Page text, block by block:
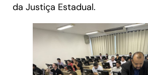
da Justiça Estadual.